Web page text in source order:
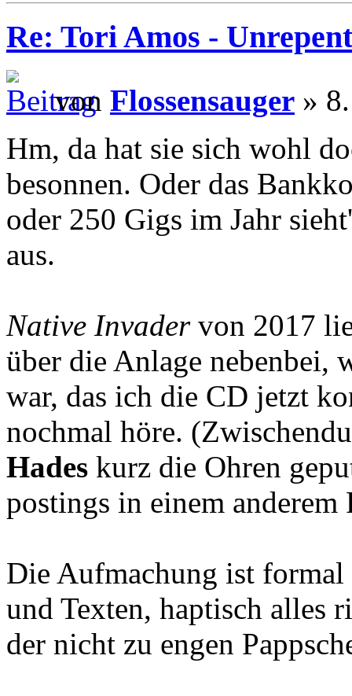
Re: Tori Amos -
von Flossensauger »
Hm, da hat sie sich wohl
besonnen. Oder das
oder 250 Gigs im Jahr
aus.
Native Invadervon 2017
über die Anlage nebenbei,
war, das ich die CD jetzt
nochmal höre.
Hades kurz die Ohren
postings in einem anderem
Die Aufmachung ist
und Texten, haptisch alles
der nicht zu engen